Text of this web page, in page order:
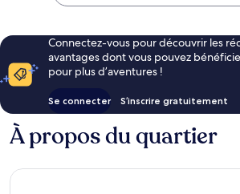
Connectez-vous pour découvrir les
avantages dont vous pouvez
pour plus d’aventures !
Se connecter S’inscrire gratuitement
À propos du quartier